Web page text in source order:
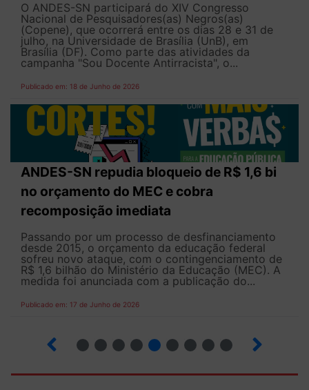
O ANDES-SN participará do XIV Congresso
Nacional de Pesquisadores(as) Negros(as)
(Copene), que ocorrerá entre os dias 28 e 31 de
julho, na Universidade de Brasília (UnB), em
Brasília (DF). Como parte das atividades da
campanha "Sou Docente Antirracista", o...
Publicado em: 18 de Junho de 2026
ANDES-SN repudia bloqueio de R$ 1,6 bi
no orçamento do MEC e cobra
recomposição imediata
Passando por um processo de desfinanciamento
desde 2015, o orçamento da educação federal
sofreu novo ataque, com o contingenciamento de
R$ 1,6 bilhão do Ministério da Educação (MEC). A
medida foi anunciada com a publicação do...
Publicado em: 17 de Junho de 2026